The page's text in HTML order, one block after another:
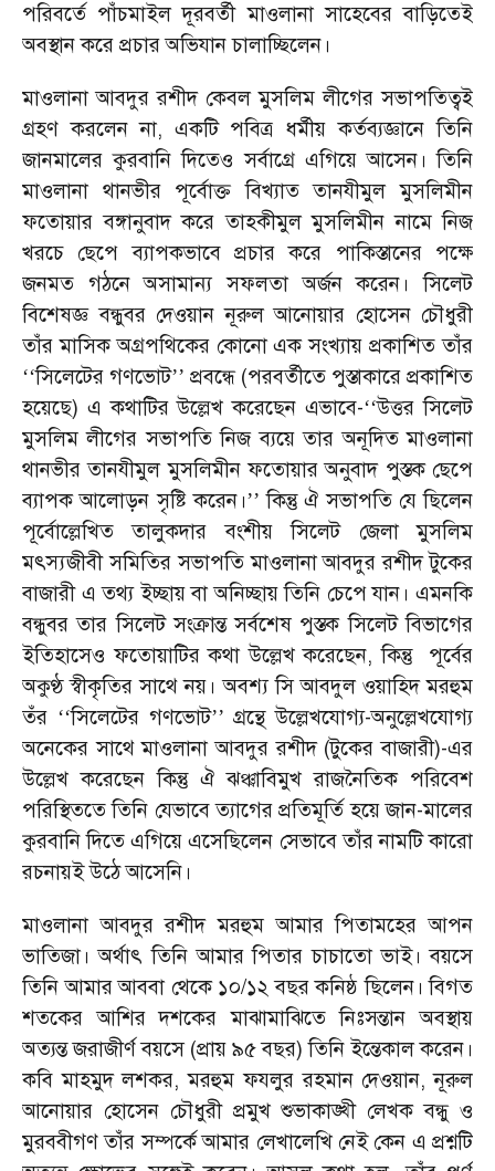
পরিবর্তে পাঁচমাইল দূরবর্তী মাওলানা সাহেবের বাড়িতেই
অবস্থান করে প্রচার অভিযান চালাচ্ছিলেন।
মাওলানা আবদুর রশীদ কেবল মুসলিম লীগের সভাপতিত্বই
গ্রহণ করলেন না, একটি পবিত্র ধর্মীয় কর্তব্যজ্ঞানে তিনি
জানমালের কুরবানি দিতেও সর্বাগ্রে এগিয়ে আসেন। তিনি
মাওলানা থানভীর পূর্বোক্ত বিখ্যাত তানযীমুল মুসলিমীন
ফতোয়ার বঙ্গানুবাদ করে তাহকীমুল মুসলিমীন নামে নিজ
খরচে ছেপে ব্যাপকভাবে প্রচার করে পাকিস্তানের পক্ষে
জনমত গঠনে অসামান্য সফলতা অর্জন করেন। সিলেট
বিশেষজ্ঞ বন্ধুবর দেওয়ান নূরুল আনোয়ার হোসেন চৌধুরী
তাঁর মাসিক অগ্রপথিকের কোনো এক সংখ্যায় প্রকাশিত তাঁর
‘‘সিলেটের গণভোট’’ প্রবন্ধে (পরবর্তীতে পুস্তাকারে প্রকাশিত
হয়েছে) এ কথাটির উল্লেখ করেছেন এভাবে-‘‘উত্তর সিলেট
মুসলিম লীগের সভাপতি নিজ ব্যয়ে তার অনূদিত মাওলানা
থানভীর তানযীমুল মুসলিমীন ফতোয়ার অনুবাদ পুস্তক ছেপে
ব্যাপক আলোড়ন সৃষ্টি করেন।’’ কিন্তু ঐ সভাপতি যে ছিলেন
পূর্বোল্লেখিত তালুকদার বংশীয় সিলেট জেলা মুসলিম
মৎস্যজীবী সমিতির সভাপতি মাওলানা আবদুর রশীদ টুকের
বাজারী এ তথ্য ইচ্ছায় বা অনিচ্ছায় তিনি চেপে যান। এমনকি
বন্ধুবর তার সিলেট সংক্রান্ত সর্বশেষ পুস্তক সিলেট বিভাগের
ইতিহাসেও ফতোয়াটির কথা উল্লেখ করেছেন, কিন্তু পূর্বের
অকুণ্ঠ স্বীকৃতির সাথে নয়। অবশ্য সি আবদুল ওয়াহিদ মরহুম
তঁর ‘‘সিলেটের গণভোট’’ গ্রন্থে উল্লেখযোগ্য-অনুল্লেখযোগ্য
অনেকের সাথে মাওলানা আবদুর রশীদ (টুকের বাজারী)-এর
উল্লেখ করেছেন কিন্তু ঐ ঝঞ্ঝাবিমুখ রাজনৈতিক পরিবেশ
পরিস্থিততে তিনি যেভাবে ত্যাগের প্রতিমূর্তি হয়ে জান-মালের
কুরবানি দিতে এগিয়ে এসেছিলেন সেভাবে তাঁর নামটি কারো
রচনায়ই উঠে আসেনি।
মাওলানা আবদুর রশীদ মরহুম আমার পিতামহের আপন
ভাতিজা। অর্থাৎ তিনি আমার পিতার চাচাতো ভাই। বয়সে
তিনি আমার আববা থেকে ১০/১২ বছর কনিষ্ঠ ছিলেন। বিগত
শতকের আশির দশকের মাঝামাঝিতে নিঃসন্তান অবস্থায়
অত্যন্ত জরাজীর্ণ বয়সে (প্রায় ৯৫ বছর) তিনি ইন্তেকাল করেন।
কবি মাহমুদ লশকর, মরহুম ফযলুর রহমান দেওয়ান, নূরুল
আনোয়ার হোসেন চৌধুরী প্রমুখ শুভাকাঙ্খী লেখক বন্ধু ও
মুরববীগণ তাঁর সম্পর্কে আমার লেখালেখি নেই কেন এ প্রশ্নটি